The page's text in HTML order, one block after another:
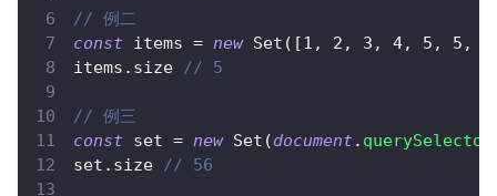
// 例二
const items = new Set ( [1 , 2 , 3 , 4, 5 , 5 ,
items . size // 5
// 例三
const set = new Set (document.
set . size // 56